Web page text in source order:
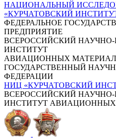
НАЦИОНАЛЬНЫЙ
«КУРЧАТОВСКИЙ
ФЕДЕРАЛЬНОЕ
ПРЕДПРИЯТИЕ
ВСЕРОССИЙСКИЙ
ИНСТИТУТ
АВИАЦИОННЫХ
ГОСУДАРСТВЕННЫЙ
ФЕДЕРАЦИИ
НИЦ «КУРЧАТОВСКИЙ
ВСЕРОССИЙСКИЙ
ИНСТИТУТ